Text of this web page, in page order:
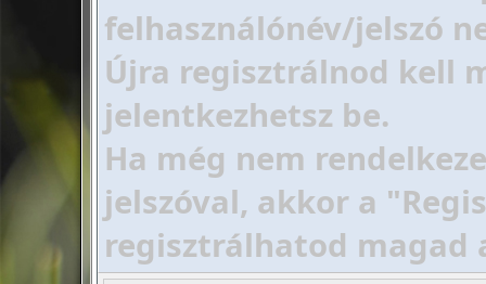
felhasználónév/jelszó
Újra regisztrálnod kell
jelentkezhetsz be.
Ha még nem
jelszóval, akkor a
regisztrálhatod magad